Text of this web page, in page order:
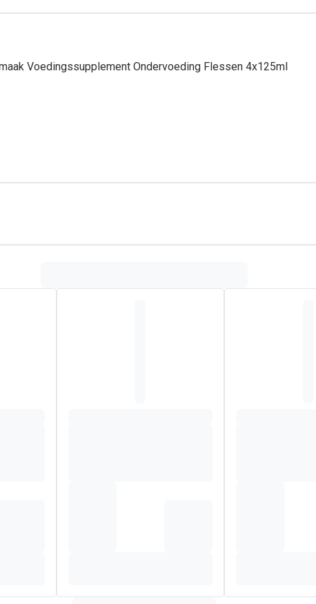
Voedingssupplement Ondervoeding Flessen 4x125ml
volledige drinkvoeding met vezels.
binnen te krijgen als met een klassiek 200 ml flesje